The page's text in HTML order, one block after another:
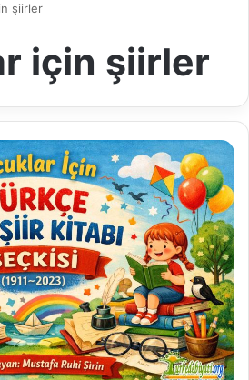
şiirler
için şiirler